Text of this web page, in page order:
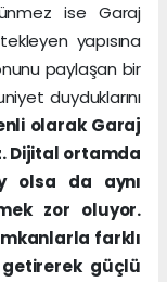
ise Garaj
yapısına
paylaşan bir
duyduklarını
olarak Garaj
Dijital ortamda
olsa da aynı
zor oluyor.
farklı
güçlü